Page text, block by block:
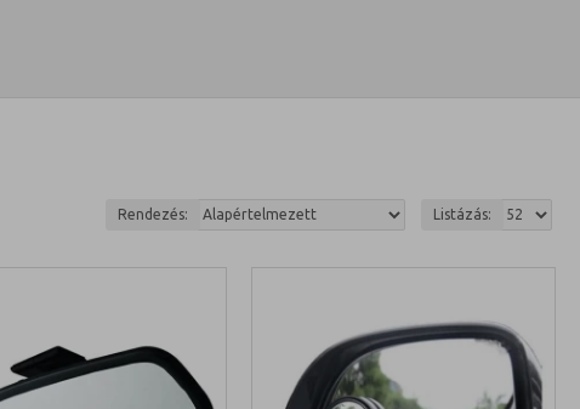
Rendezés: Listázás: